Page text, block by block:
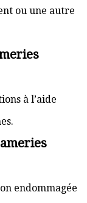
ou une autre
à l’aide
endommagée